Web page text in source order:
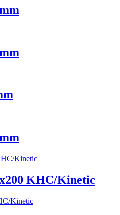
KHC/Kinetic